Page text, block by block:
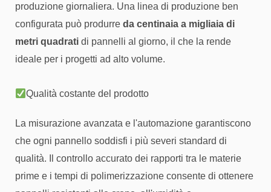
produzione giornaliera. Una linea di produzione ben
configurata può produrre da centinaia a migliaia di
metri quadrati di pannelli al giorno, il che la rende
ideale per i progetti ad alto volume.
Qualità costante del prodotto
La misurazione avanzata e l'automazione garantiscono
che ogni pannello soddisfi i più severi standard di
qualità. Il controllo accurato dei rapporti tra le materie
prime e i tempi di polimerizzazione consente di ottenere